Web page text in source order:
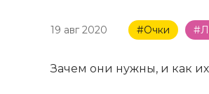
19 авг 2020 #Очки
Зачем они нужны, и как